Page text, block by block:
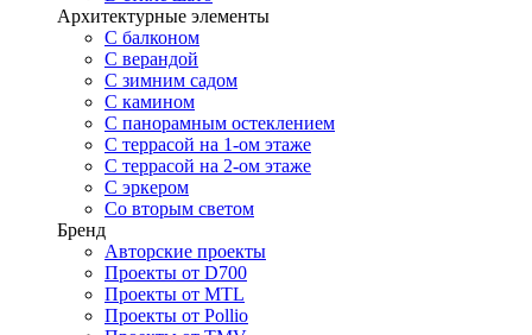
Архитектурные элементы
С балконом
С верандой
С зимним садом
С камином
С панорамным остеклением
С террасой на 1-ом этаже
С террасой на 2-ом этаже
С эркером
Со вторым светом
Бренд
Авторские проекты
Проекты от D700
Проекты от MTL
Проекты от Pollio